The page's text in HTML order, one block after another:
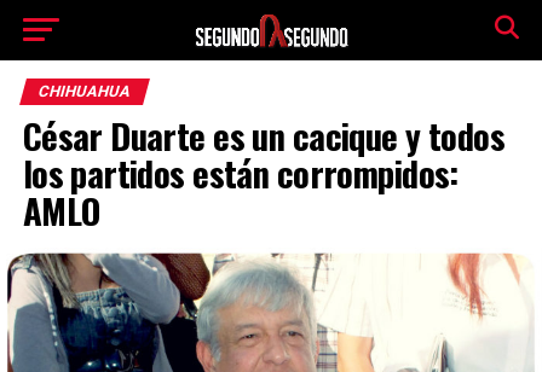
CHIHUAHUA
César Duarte es un cacique y todos
los partidos están corrompidos:
AMLO